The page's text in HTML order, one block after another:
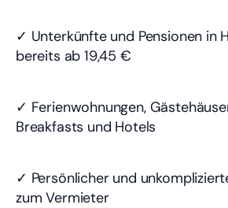
✓ Unterkünfte und Pensionen in
bereits ab 19,45 €
✓ Ferienwohnungen,
Breakfasts und Hotels
✓ Persönlicher und
zum Vermieter